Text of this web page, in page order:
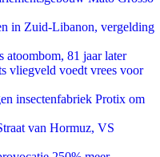
in Zuid-Libanon, vergelding
atoombom, 81 jaar later
vliegveld voedt vrees voor
insectenfabriek Protix om
van Hormuz, VS